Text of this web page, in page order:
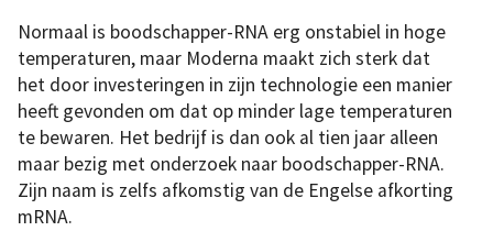
Normaal is boodschapper-RNA erg onstabiel in hoge
temperaturen, maar Moderna maakt zich sterk dat
het door investeringen in zijn technologie een manier
heeft gevonden om dat op minder lage temperaturen
te bewaren. Het bedrijf is dan ook al tien jaar alleen
maar bezig met onderzoek naar boodschapper-RNA.
Zijn naam is zelfs afkomstig van de Engelse afkorting
mRNA.